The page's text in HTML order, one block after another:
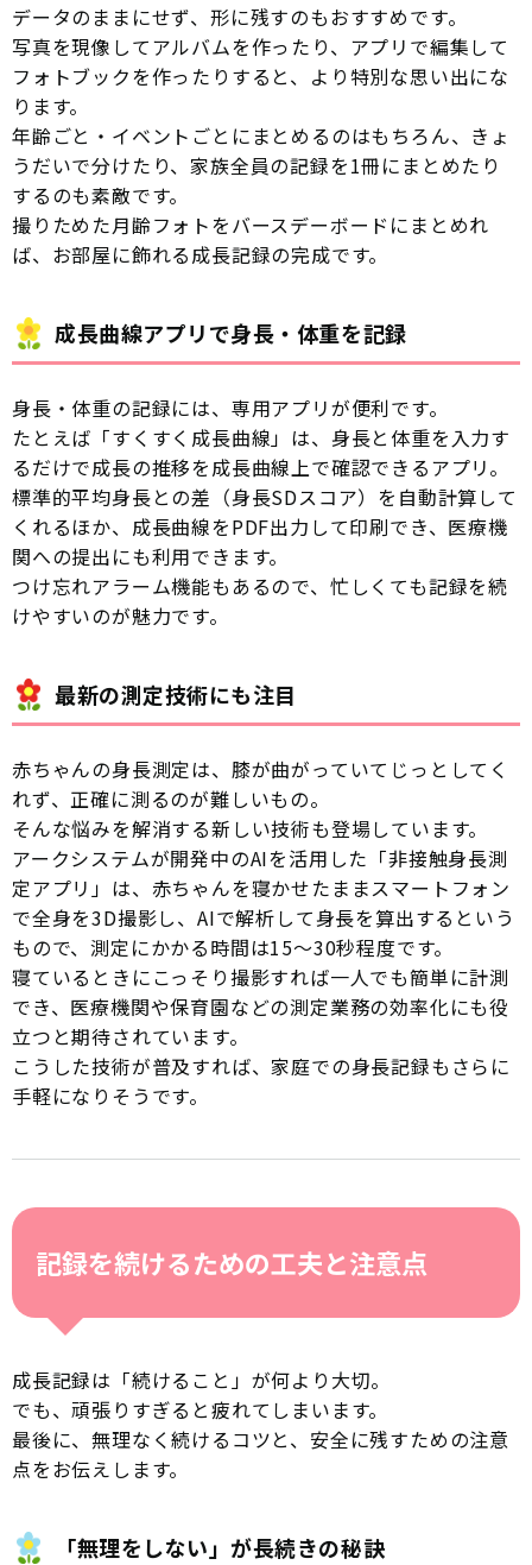
データのままにせず、形に残すのもおすすめです。
写真を現像してアルバムを作ったり、アプリで編集して
フォトブックを作ったりすると、より特別な思い出にな
ります。
年齢ごと・イベントごとにまとめるのはもちろん、きょ
うだいで分けたり、家族全員の記録を1冊にまとめたり
するのも素敵です。
撮りためた月齢フォトをバースデーボードにまとめれ
ば、お部屋に飾れる成長記録の完成です。
成長曲線アプリで身長・体重を記録
身長・体重の記録には、専用アプリが便利です。
たとえば「すくすく成長曲線」は、身長と体重を入力す
るだけで成長の推移を成長曲線上で確認できるアプリ。
標準的平均身長との差（身長SDスコア）を自動計算して
くれるほか、成長曲線をPDF出力して印刷でき、医療機
関への提出にも利用できます。
つけ忘れアラーム機能もあるので、忙しくても記録を続
けやすいのが魅力です。
最新の測定技術にも注目
赤ちゃんの身長測定は、膝が曲がっていてじっとしてく
れず、正確に測るのが難しいもの。
そんな悩みを解消する新しい技術も登場しています。
アークシステムが開発中のAIを活用した「非接触身長測
定アプリ」は、赤ちゃんを寝かせたままスマートフォン
で全身を3D撮影し、AIで解析して身長を算出するという
もので、測定にかかる時間は15〜30秒程度です。
寝ているときにこっそり撮影すれば一人でも簡単に計測
でき、医療機関や保育園などの測定業務の効率化にも役
立つと期待されています。
こうした技術が普及すれば、家庭での身長記録もさらに
手軽になりそうです。
記録を続けるための工夫と注意点
成長記録は「続けること」が何より大切。
でも、頑張りすぎると疲れてしまいます。
最後に、無理なく続けるコツと、安全に残すための注意
点をお伝えします。
「無理をしない」が長続きの秘訣